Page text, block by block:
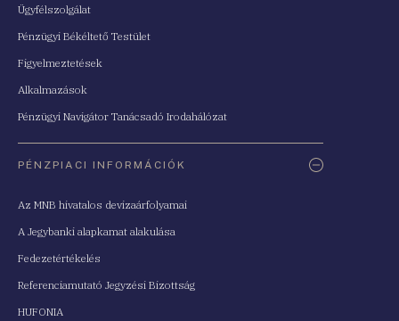
Ügyfélszolgálat
Pénzügyi Békéltető Testület
Figyelmeztetések
Alkalmazások
Pénzügyi Navigátor Tanácsadó Irodahálózat
PÉNZPIACI INFORMÁCIÓK
Az MNB hivatalos devizaárfolyamai
A Jegybanki alapkamat alakulása
Fedezetértékelés
Referenciamutató Jegyzési Bizottság
HUFONIA